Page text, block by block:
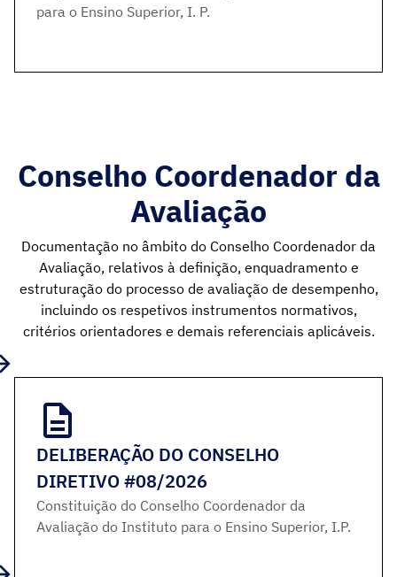
para o Ensino Superior, I. P.
Conselho Coordenador da
Avaliação
Documentação no âmbito do Conselho Coordenador da
Avaliação, relativos à definição, enquadramento e
estruturação do processo de avaliação de desempenho,
incluindo os respetivos instrumentos normativos,
critérios orientadores e demais referenciais aplicáveis.
DELIBERAÇÃO DO CONSELHO
DIRETIVO #08/2026
Constituição do Conselho Coordenador da
Avaliação do Instituto para o Ensino Superior, I.P.